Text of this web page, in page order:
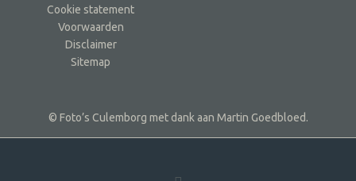
Cookie statement
Voorwaarden
Disclaimer
Sitemap
© Foto’s Culemborg met dank aan Martin Goedbloed.